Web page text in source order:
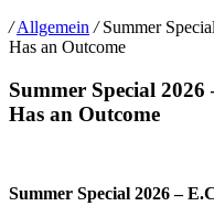
/ Allgemein / Summer
Has an Outcome
Summer Special
Has an Outcome
Summer Special 2026 –